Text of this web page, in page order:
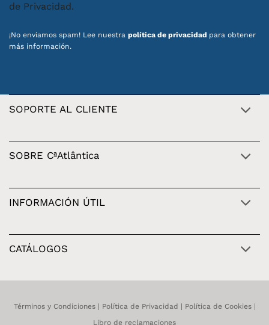
de Privacidad.
¡No enviamos spam! Lee nuestra política de privacidad para obtener
más información.
SOPORTE AL CLIENTE
SOBRE CªAtlântica
INFORMACIÓN ÚTIL
CATÁLOGOS
Términos y Condiciones| Política de Privacidad | Política de Cookies|
Libro de reclamaciones